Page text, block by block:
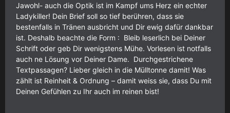
Jawohl- auch die Optik ist im Kampf ums Herz ein echter
Ladykiller! Dein Brief soll so tief berühren, dass sie
bestenfalls in Tränen ausbricht und Dir ewig dafür dankbar
ist. Deshalb beachte die Form : Bleib leserlich bei Deiner
Schrift oder geb Dir wenigstens Mühe. Vorlesen ist notfalls
auch ne Lösung vor Deiner Dame. Durchgestrichene
Textpassagen? Lieber gleich in die Mülltonne damit! Was
zählt ist Reinheit & Ordnung – damit weiss sie, dass Du mit
Deinen Gefühlen zu Ihr auch im reinen bist!